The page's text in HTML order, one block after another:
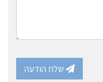
שלח הודעה